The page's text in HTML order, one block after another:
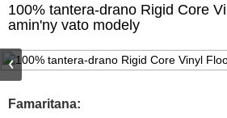
100% tantera-drano Rigid Core
amin'ny vato modely
Famaritana: